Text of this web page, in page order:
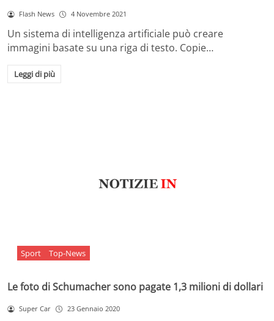
Flash News 4 Novembre 2021
Un sistema di intelligenza artificiale può creare
immagini basate su una riga di testo. Copie…
Leggi di più
Sport Top-News
Le foto di Schumacher sono pagate 1,3 milioni di dollari
Super Car 23 Gennaio 2020